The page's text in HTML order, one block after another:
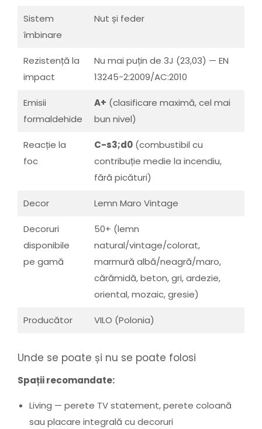
Sistem
îmbinare
Nut și feder
Rezistență la
impact
Nu mai puțin de 3J (23,03) — EN
13245-2:2009/AC:2010
Emisii
formaldehide
A+ (clasificare maximă, cel mai
bun nivel)
Reacție la
foc
C-s3;d0 (combustibil cu
contribuție medie la incendiu,
fără picături)
Decor Lemn Maro Vintage
Decoruri
disponibile
pe gamă
50+ (lemn
natural/vintage/colorat,
marmură albă/neagră/maro,
cărămidă, beton, gri, ardezie,
oriental, mozaic, gresie)
Producător VILO (Polonia)
Unde se poate și nu se poate folosi
Spații recomandate:
Living — perete TV statement, perete coloană
sau placare integrală cu decoruri